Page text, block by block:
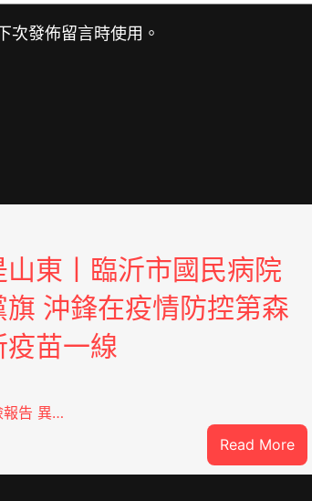
次發佈留言時使用。
山東丨臨沂市國民病院
旗 沖鋒在疫情防控第森
疫苗一線
報告 異…
Read More:
這